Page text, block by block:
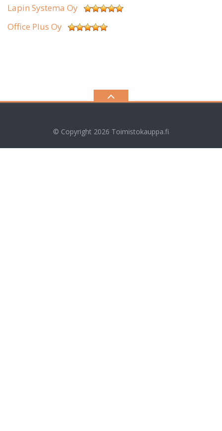
Lapin Systema Oy
Office Plus Oy
© Copyright 2026 Toimistokauppa.fi